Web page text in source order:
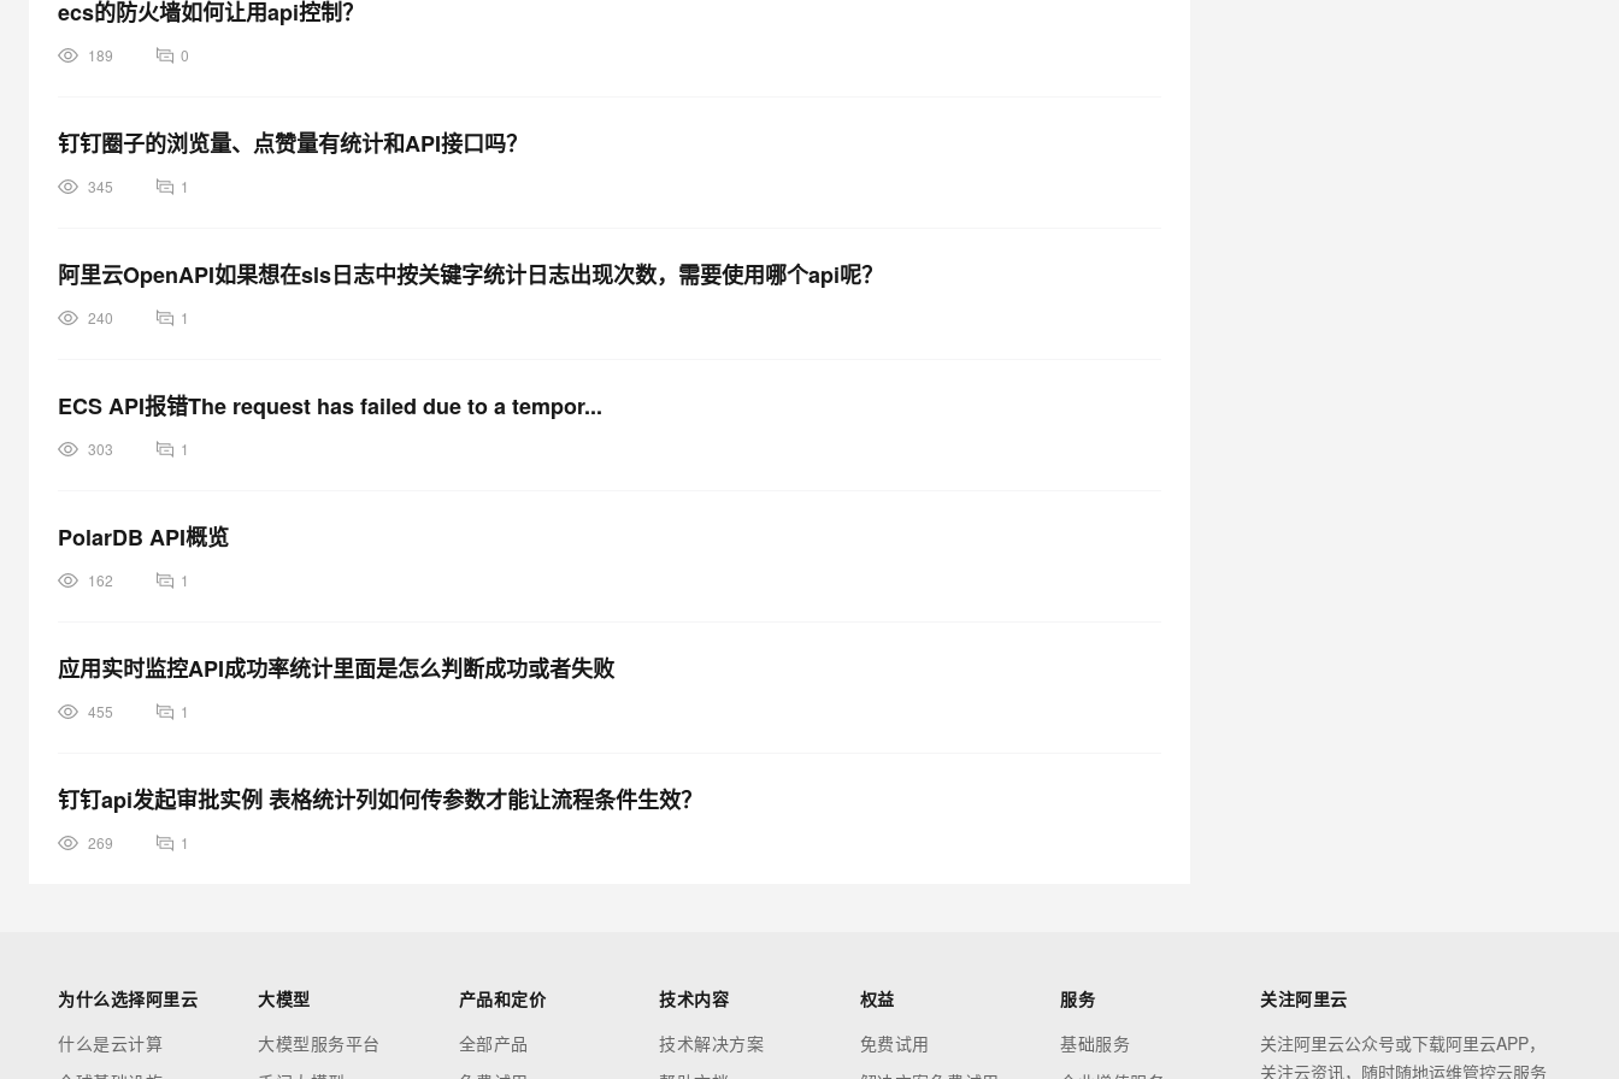
ecs的防火墙如何让用api控制？
189 0
钉钉圈子的浏览量、点赞量有统计和API接口吗？
345 1
阿里云OpenAPI如果想在sls日志中按关键字统计日志出现次数，需要使用哪个api呢？
240 1
ECS API报错The request has failed due to a tempor...
303 1
PolarDB API概览
162 1
应用实时监控API成功率统计里面是怎么判断成功或者失败
455 1
钉钉api发起审批实例 表格统计列如何传参数才能让流程条件生效？
269 1
为什么选择阿里云
什么是云计算
大模型
大模型服务平台
产品和定价
全部产品
技术内容
技术解决方案
权益
免费试用
服务
基础服务
关注阿里云
关注阿里云公众号或下载阿里云APP，
关注云资讯，随时随地运维管控云服务